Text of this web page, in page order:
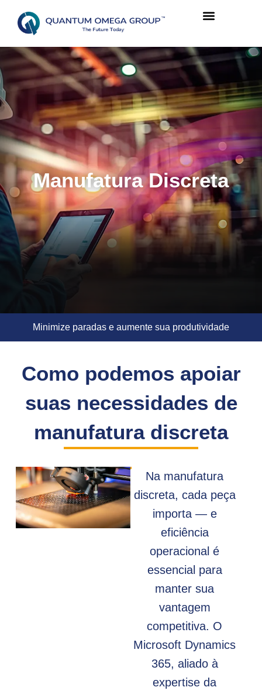
Manufatura Discreta
Minimize paradas e aumente sua produtividade
Como podemos apoiar
suas necessidades de
manufatura discreta
Na manufatura
discreta, cada peça
importa — e
eficiência
operacional é
essencial para
manter sua
vantagem
competitiva. O
Microsoft Dynamics
365, aliado à
expertise da